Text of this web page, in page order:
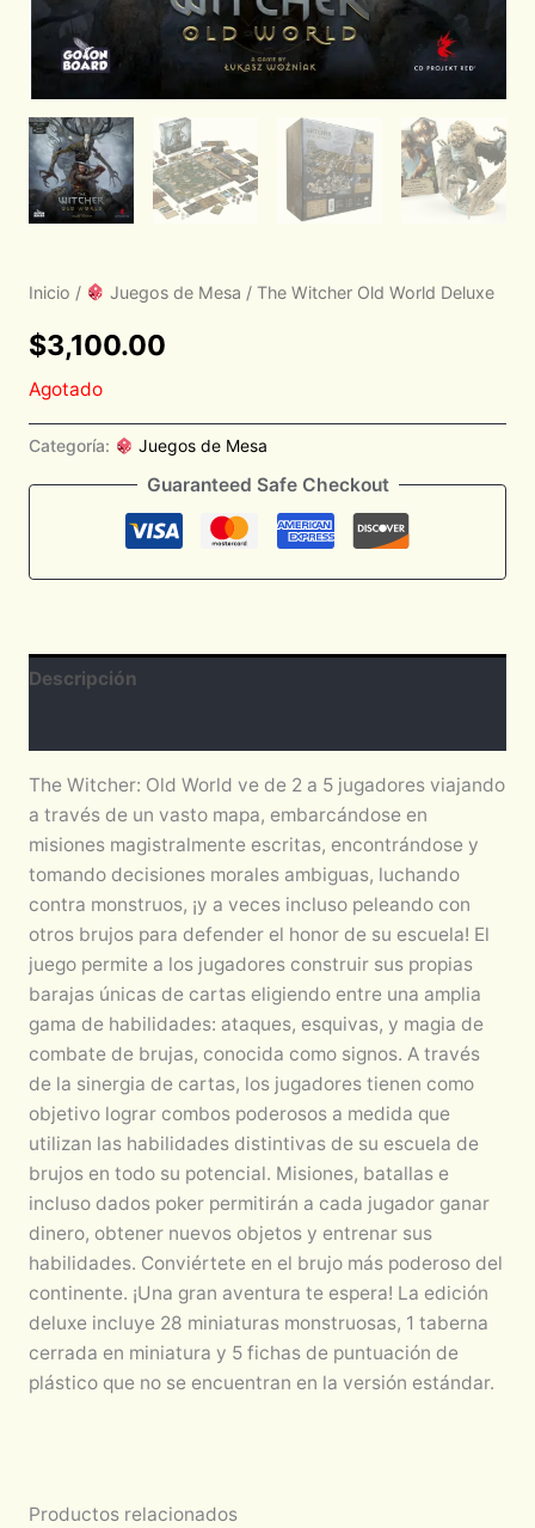
Inicio / Juegos de Mesa / The Witcher Old World Deluxe
$3,100.00
Agotado
Categoría: Juegos de Mesa
Guaranteed Safe Checkout
Descripción
The Witcher: Old World ve de 2 a 5 jugadores viajando
a través de un vasto mapa, embarcándose en
misiones magistralmente escritas, encontrándose y
tomando decisiones morales ambiguas, luchando
contra monstruos, ¡y a veces incluso peleando con
otros brujos para defender el honor de su escuela! El
juego permite a los jugadores construir sus propias
barajas únicas de cartas eligiendo entre una amplia
gama de habilidades: ataques, esquivas, y magia de
combate de brujas, conocida como signos. A través
de la sinergia de cartas, los jugadores tienen como
objetivo lograr combos poderosos a medida que
utilizan las habilidades distintivas de su escuela de
brujos en todo su potencial. Misiones, batallas e
incluso dados poker permitirán a cada jugador ganar
dinero, obtener nuevos objetos y entrenar sus
habilidades. Conviértete en el brujo más poderoso del
continente. ¡Una gran aventura te espera! La edición
deluxe incluye 28 miniaturas monstruosas, 1 taberna
cerrada en miniatura y 5 fichas de puntuación de
plástico que no se encuentran en la versión estándar.
Productos relacionados